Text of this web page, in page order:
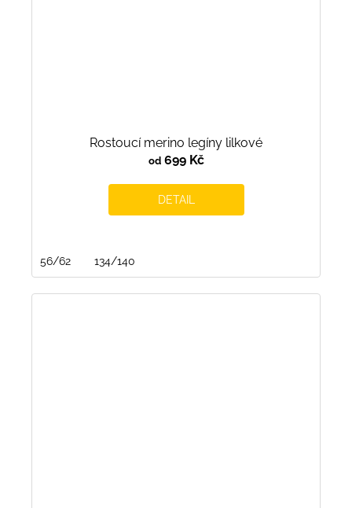
Rostoucí merino legíny lilkové
od699 Kč
DETAIL
56/62 134/140